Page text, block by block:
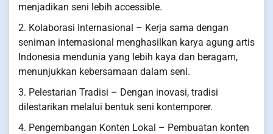
menjadikan seni lebih accessible.
2. Kolaborasi Internasional – Kerja sama dengan
seniman internasional menghasilkan karya agung artis
Indonesia mendunia yang lebih kaya dan beragam,
menunjukkan kebersamaan dalam seni.
3. Pelestarian Tradisi – Dengan inovasi, tradisi
dilestarikan melalui bentuk seni kontemporer.
4. Pengembangan Konten Lokal – Pembuatan konten